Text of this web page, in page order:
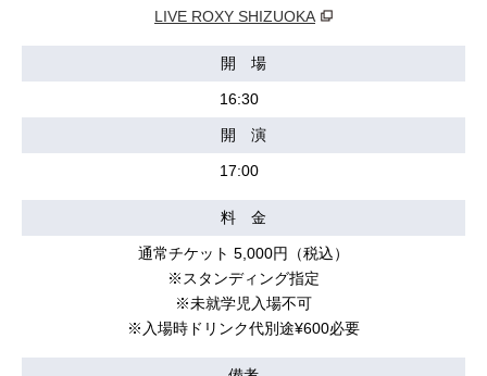
LIVE ROXY SHIZUOKA
開 場
16:30
開 演
17:00
料 金
通常チケット 5,000円（税込）
※スタンディング指定
※未就学児入場不可
※入場時ドリンク代別途¥600必要